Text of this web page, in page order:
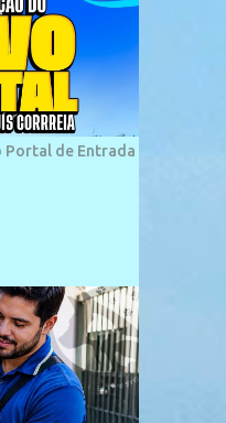
ou menos a 1,5
Possui ondas
molhe de pedras
de altura, não
espaço
certo porque a
das suas
localiza a praia é
e projetos
e
grande porte. O
nessa área é
Portal de Entrada